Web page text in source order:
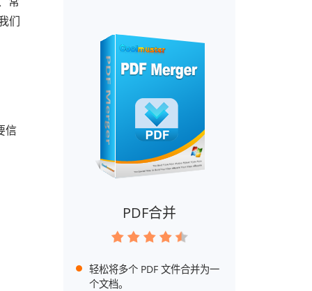
们
信
PDF合并
轻松将多个 PDF 文件合并为一
个文档。